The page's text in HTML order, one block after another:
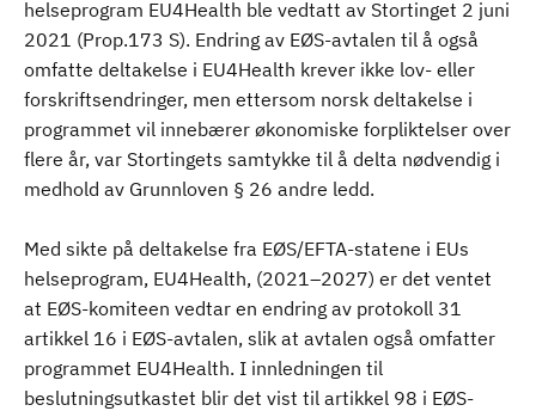
helseprogram EU4Health ble vedtatt av Stortinget 2 juni
2021 (Prop.173 S). Endring av EØS-avtalen til å også
omfatte deltakelse i EU4Health krever ikke lov- eller
forskriftsendringer, men ettersom norsk deltakelse i
programmet vil innebærer økonomiske forpliktelser over
flere år, var Stortingets samtykke til å delta nødvendig i
medhold av Grunnloven § 26 andre ledd.
Med sikte på deltakelse fra EØS/EFTA-statene i EUs
helseprogram, EU4Health, (2021–2027) er det ventet
at EØS-komiteen vedtar en endring av protokoll 31
artikkel 16 i EØS-avtalen, slik at avtalen også omfatter
programmet EU4Health. I innledningen til
beslutningsutkastet blir det vist til artikkel 98 i EØS-